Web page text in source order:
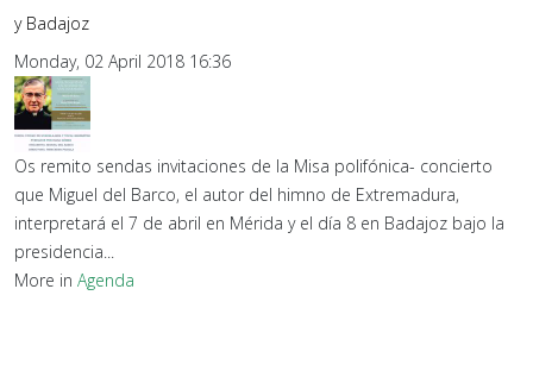
y Badajoz
Monday, 02 April 2018 16:36
Os remito sendas invitaciones de la Misa polifónica- concierto
que Miguel del Barco, el autor del himno de Extremadura,
interpretará el 7 de abril en Mérida y el día 8 en Badajoz bajo la
presidencia...
More in Agenda